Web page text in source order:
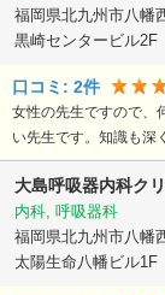
福岡県北九州市八幡
黒崎センタービル2F
口コミ: 2件
女性の先生ですので、
い先生です。知識も深
大島呼吸器内科ク
内科, 呼吸器科
福岡県北九州市八幡
太陽生命八幡ビル1F